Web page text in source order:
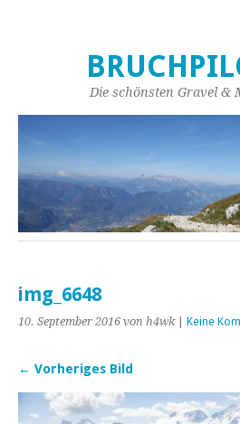
Die schönsten Gravel &
img_6648
10. September 2016 von h4wk| Keine
← Vorheriges Bild